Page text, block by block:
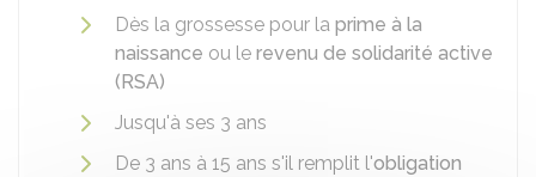
Dès la grossesse pour la prime à la
naissance ou le revenu de solidarité active
(RSA)
Jusqu'à ses 3 ans
De 3 ans à 15 ans s'il remplit l'obligation